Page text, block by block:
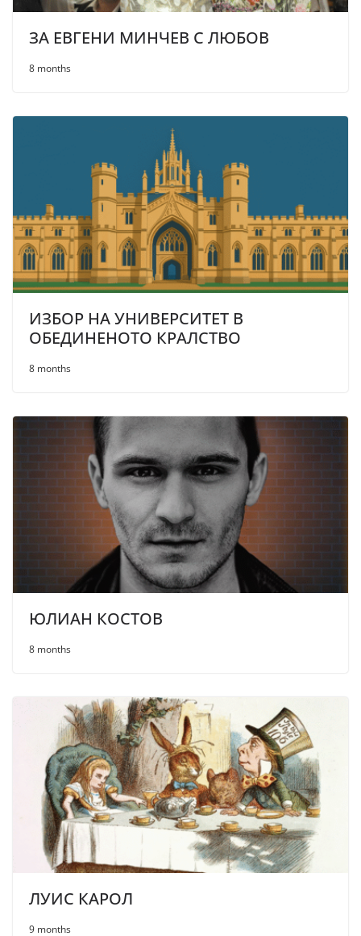
ЗА ЕВГЕНИ МИНЧЕВ С ЛЮБОВ
8 months
ИЗБОР НА УНИВЕРСИТЕТ В
ОБЕДИНЕНОТО КРАЛСТВО
8 months
ЮЛИАН КОСТОВ
8 months
ЛУИС КАРОЛ
9 months